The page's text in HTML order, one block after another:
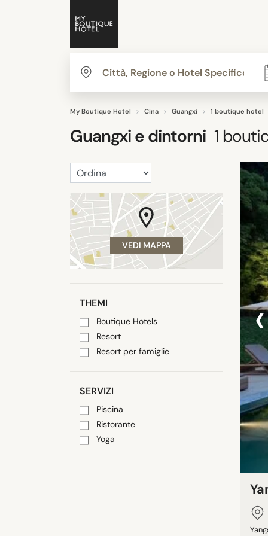
My Boutique Hotel Cina Guangxi 1 boutique hotel
Guangxie dintorni 1
VEDI MAPPA
THEMI
Boutique Hotels
Resort
Resort per famiglie
SERVIZI
Piscina
Ristorante
Yoga
‹